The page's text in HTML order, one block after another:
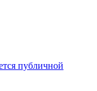
публичной